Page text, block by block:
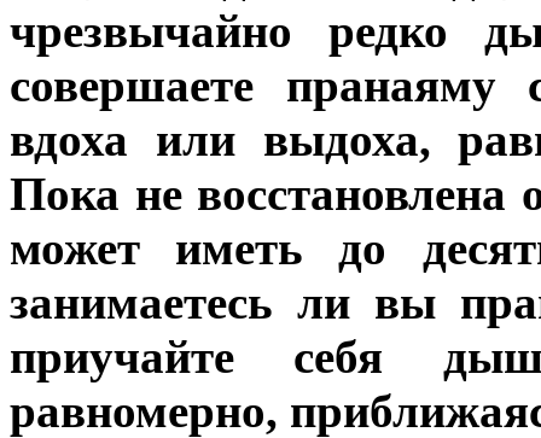
чрезвычайно редко
совершаете пранаяму
вдоха или выдоха,
Пока не восстановлена
может иметь до
занимаетесь ли вы
приучайте себя
равномерно,